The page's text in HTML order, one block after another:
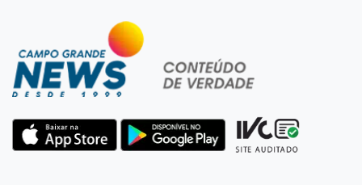
Arte com a escrita
Concurso de Poesias anuncia vencedores e
premiará os melhores no dia 20
Com canal travado e via inundada,
comunidade volta a ficar isolada no Pantanal